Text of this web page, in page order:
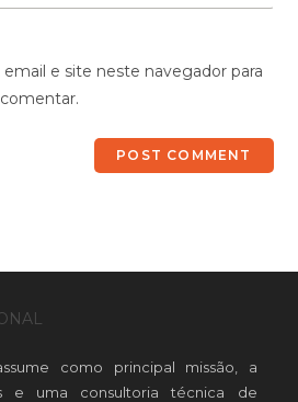
e site neste navegador para
como principal missão, a
e uma consultoria técnica de